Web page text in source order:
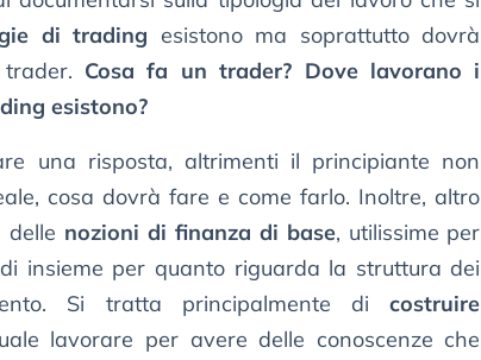
di trading esistono ma soprattutto dovrà
Cosa fa un trader? Dove lavorano i
esistono?
una risposta, altrimenti il principiante non
cosa dovrà fare e come farlo. Inoltre, altro
delle nozioni di finanza di base, utilissime per
insieme per quanto riguarda la struttura dei
Si tratta principalmente dicostruire
lavorare per avere delle conoscenze che